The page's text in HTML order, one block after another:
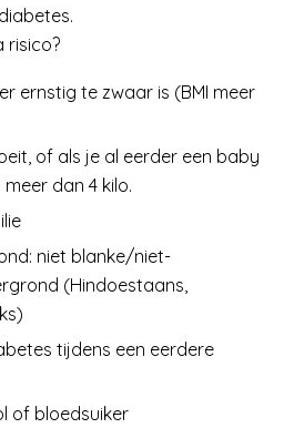
risico?
ernstig te zwaar is (BMI meer
of als je al eerder een baby
dan 4 kilo.
niet blanke/niet-
(Hindoestaans,
tijdens een eerdere
of bloedsuiker